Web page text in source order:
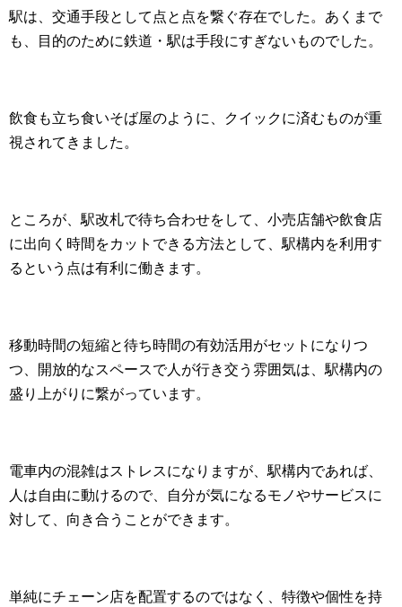
駅は、交通手段として点と点を繋ぐ存在でした。あくまで
も、目的のために鉄道・駅は手段にすぎないものでした。
飲食も立ち食いそば屋のように、クイックに済むものが重
視されてきました。
ところが、駅改札で待ち合わせをして、小売店舗や飲食店
に出向く時間をカットできる方法として、駅構内を利用す
るという点は有利に働きます。
移動時間の短縮と待ち時間の有効活用がセットになりつ
つ、開放的なスペースで人が行き交う雰囲気は、駅構内の
盛り上がりに繋がっています。
電車内の混雑はストレスになりますが、駅構内であれば、
人は自由に動けるので、自分が気になるモノやサービスに
対して、向き合うことができます。
単純にチェーン店を配置するのではなく、特徴や個性を持